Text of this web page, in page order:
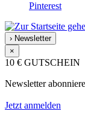
Pinterest
› Newsletter
×
10 € GUTSCHEIN
Newsletter
Jetzt anmelden